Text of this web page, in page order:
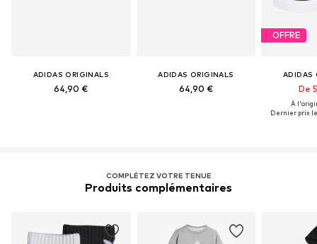
ADIDAS ORIGINALS
64,90 €
ADIDAS ORIGINALS
64,90 €
OFFRE
ADIDAS
De
À
Dernier prix le
COMPLÉTEZ VOTRE TENUE
Produits complémentaires